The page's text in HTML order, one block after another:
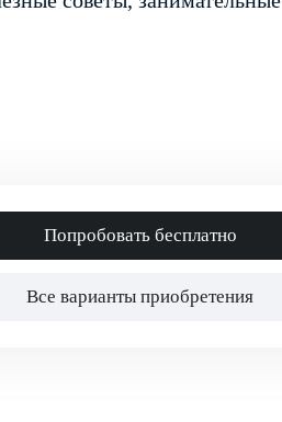
Попробовать бесплатно
Все варианты приобретения